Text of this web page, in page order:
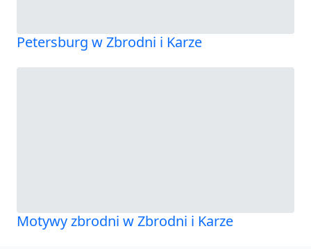
Petersburg w Zbrodni i Karze
Motywy zbrodni w Zbrodni i Karze